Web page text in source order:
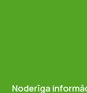
Noderīga